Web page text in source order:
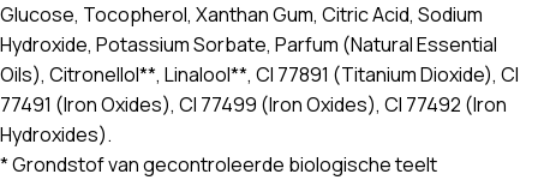
Glucose, Tocopherol, Xanthan Gum, Citric Acid, Sodium
Hydroxide, Potassium Sorbate, Parfum (Natural Essential
Oils), Citronellol**, Linalool**, CI 77891 (Titanium Dioxide), CI
77491 (Iron Oxides), CI 77499 (Iron Oxides), CI 77492 (Iron
Hydroxides).
* Grondstof van gecontroleerde biologische teelt